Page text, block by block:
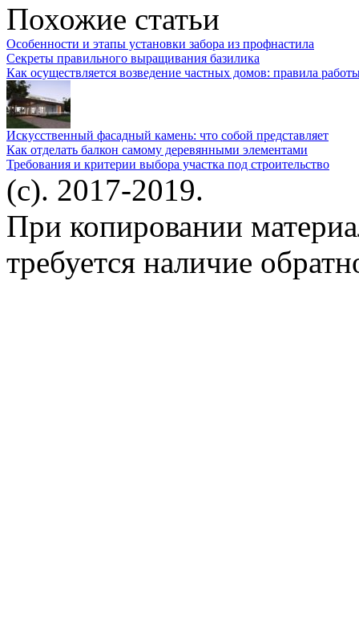
Похожие статьи
Особенности и этапы установки забора из профнастила
Секреты правильного выращивания базилика
Как осуществляется возведение частных домов: правила
Искусственный фасадный камень: что собой представляет
Как отделать балкон самому деревянными элементами
Требования и критерии выбора участка под строительство
(c). 2017-2019.
При копировании
требуется наличие